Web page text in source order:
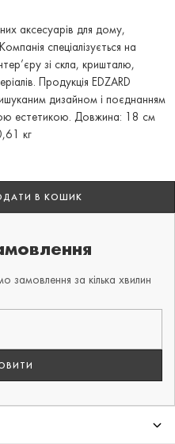
аксесуарів для дому,
спеціалізується на
зі скла, кришталю,
Продукція EDZARD
дизайном і поєднанням
естетикою. Довжина: 18 см
кг
В КОШИК
за кілька хвилин